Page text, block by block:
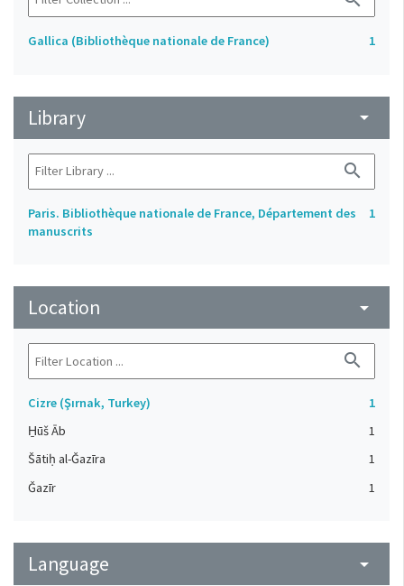
Gallica (Bibliothèque nationale de France) 1
Library arrow_drop_down
search
Paris. Bibliothèque nationale de France, Département des
manuscrits
1
Location arrow_drop_down
search
Cizre (Şırnak, Turkey)
1
H̱ūš Āb
1
Šātiḥ al-Ǧazīra
1
Ǧazīr
1
Language arrow_drop_down